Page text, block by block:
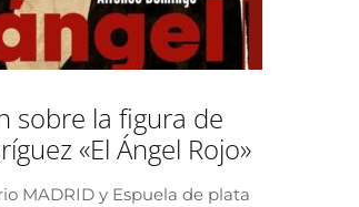
sobre la figura de
«El Ángel Rojo»
MADRID y Espuela de plata